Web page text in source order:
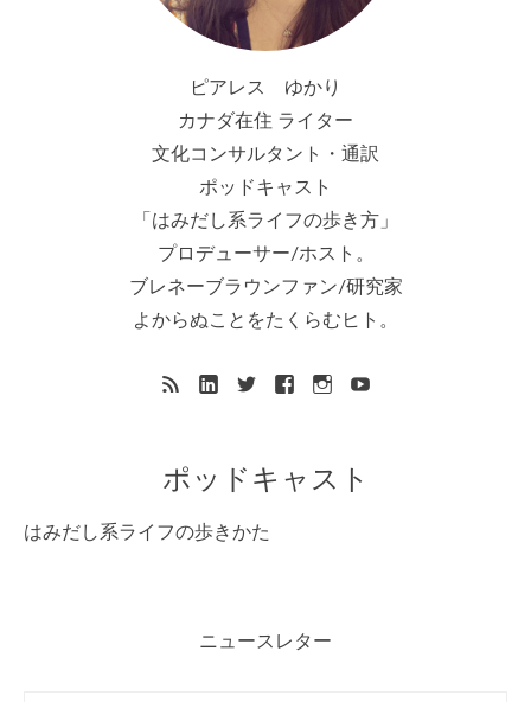
ピアレス ゆかり
カナダ在住 ライター
文化コンサルタント・通訳
ポッドキャスト
「はみだし系ライフの歩き方」
プロデューサー/ホスト。
ブレネーブラウンファン/研究家
よからぬことをたくらむヒト。
ポッドキャスト
はみだし系ライフの歩きかた
ニュースレター